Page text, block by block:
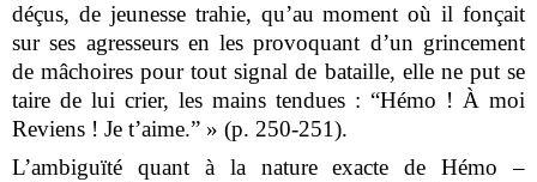
déçus, de jeunesse trahie, qu’au moment où il fonçait
sur ses agresseurs en les provoquant d’un grincement
de mâchoires pour tout signal de bataille, elle ne put se
taire de lui crier, les mains tendues : “Hémo ! À moi
Reviens ! Je t’aime.” » (p. 250-251).
L’ambiguïté quant à la nature exacte de Hémo –